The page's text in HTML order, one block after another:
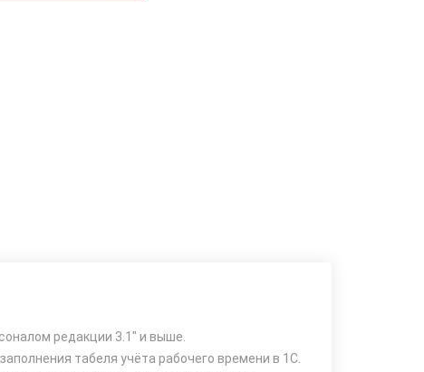
редакции 3.1" и выше.
табеля учёта рабочего времени в 1С.